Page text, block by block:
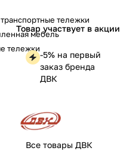
тележки
мебель
тележки
Товар участвует в акции
-5% на первый
заказ бренда
ДВК
Все товары ДВК